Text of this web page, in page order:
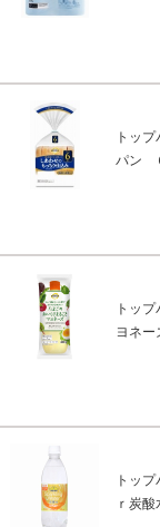
トッ
パン
トッ
ヨネ
トッ
ｒ炭